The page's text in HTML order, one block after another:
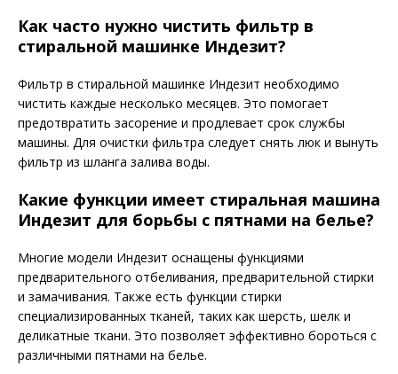
Как часто нужно чистить фильтр в
стиральной машинке Индезит?
Фильтр в стиральной машинке Индезит необходимо
чистить каждые несколько месяцев. Это помогает
предотвратить засорение и продлевает срок службы
машины. Для очистки фильтра следует снять люк и вынуть
фильтр из шланга залива воды.
Какие функции имеет стиральная машина
Индезит для борьбы с пятнами на белье?
Многие модели Индезит оснащены функциями
предварительного отбеливания, предварительной стирки
и замачивания. Также есть функции стирки
специализированных тканей, таких как шерсть, шелк и
деликатные ткани. Это позволяет эффективно бороться с
различными пятнами на белье.